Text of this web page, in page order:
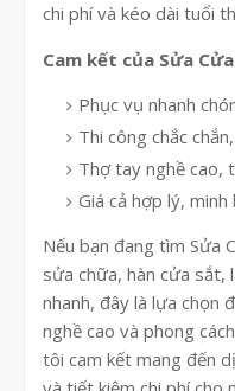
chi phí và kéo dài tuổi
Cam kết của Sửa
Phục vụ nhanh
Thi công chắc
Thợ tay nghề cao,
Giá cả hợp lý, minh
Nếu bạn đang tìm Sửa
sửa chữa, hàn cửa sắt,
nhanh, đây là lựa chọn
nghề cao và phong
tôi cam kết mang đến